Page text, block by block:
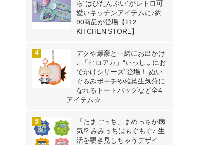
ら“はぴだんぶい”がレトロ可
愛いキッチンアイテムに♪約
90商品が登場【212
KITCHEN STORE】
デクや爆豪と一緒にお出かけ
♪ 「ヒロアカ」“いっしょにお
でかけシリーズ”登場！ ぬい
ぐるみポーチや雄英生気分に
なれるトートバッグなど全4
アイテム☆
「たまごっち」まめっちが病
気!? みみっちはもぐもぐ♪ 生
活を覗き見しちゃうデザイ